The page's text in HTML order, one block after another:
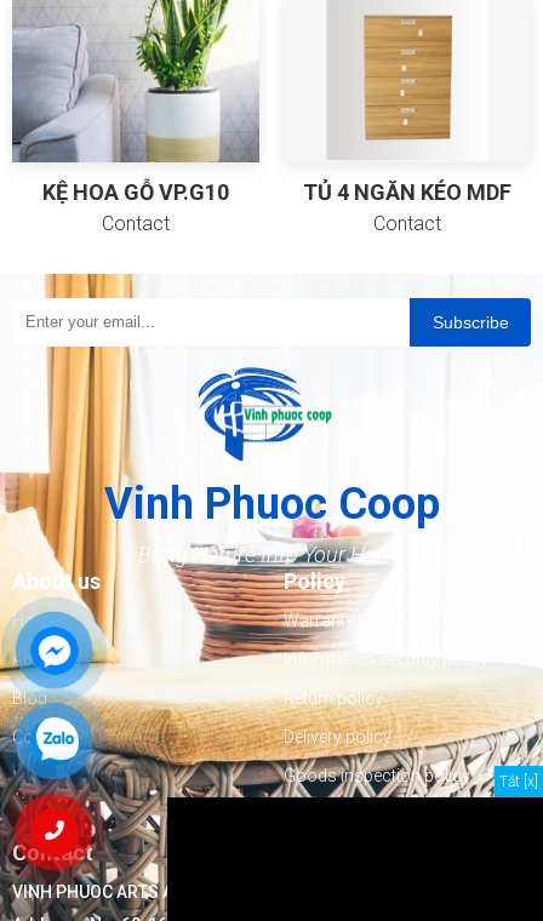
KỆ HOA GỖ VP.G10
Contact
TỦ 4 NGĂN KÉO MDF
Contact
Subscribe
Vinh Phuoc Coop
Bring Nature Into Your Home
About us
Home
About us
Blog
Contact
Policy
Warranty Policy
Information security policy
Return policy
Delivery policy
Goods inspection policy
Contact
VINH PHUOC ARTS AND HANDICRAFTS EXPORTS COOPERATIVE
Tắt [x]